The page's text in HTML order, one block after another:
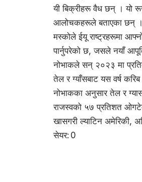
यी बिक्रीहरू वैध छन् । यो
आलोचकहरूले बताएका छन् ।
मस्कोले ईयू राष्ट्रहरूमा
पार्नुपरेको छ, जसले नयाँ
नोभाकले सन् २०२३ मा
तेल र ग्याँसबाट यस वर्ष
नोभाकका अनुसार तेल र
राजस्वको ५७ प्रतिशत
खासगरी ल्याटिन अमेरिकी,
सेयर: 0